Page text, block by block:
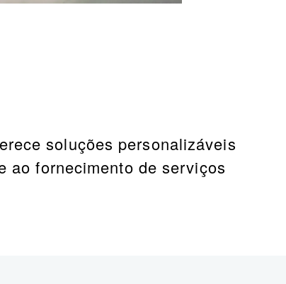
soluções personalizáveis
ao fornecimento de serviços